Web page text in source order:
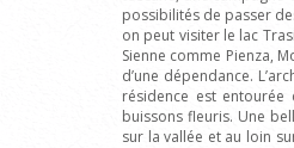
possibilités de passer
on peut visiter le lac
Sienne comme Pienza,
d’une dépendance.
résidence est entourée
buissons fleuris. Une
sur la vallée et au loin